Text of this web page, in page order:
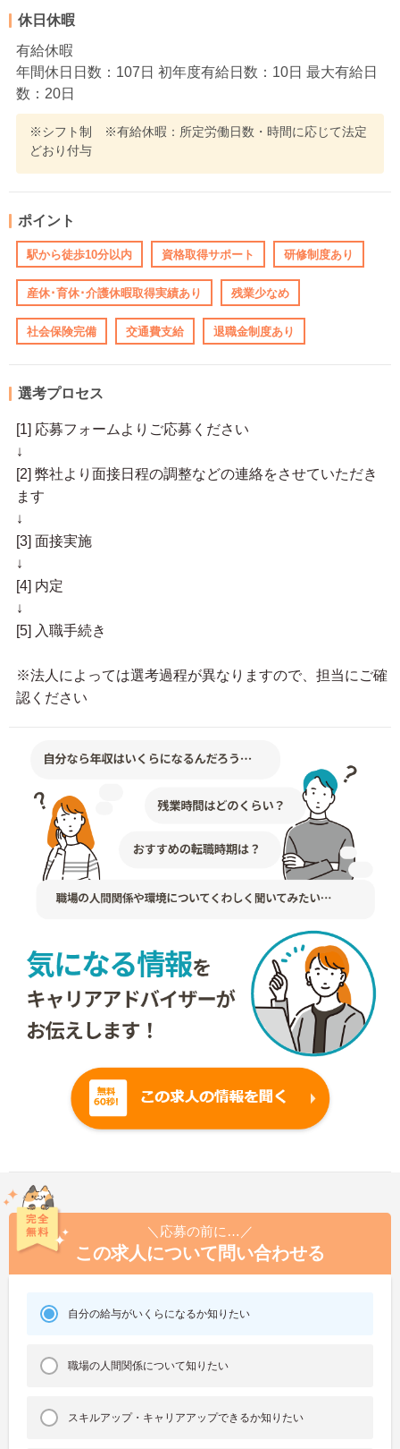
休日休暇
有給休暇
年間休日日数：107日 初年度有給日数：10日 最大有給日
数：20日
※シフト制 ※有給休暇：所定労働日数・時間に応じて法定
どおり付与
ポイント
駅から徒歩10分以内 資格取得サポート 研修制度あり
産休･育休･介護休暇取得実績あり 残業少なめ
社会保険完備 交通費支給 退職金制度あり
選考プロセス
[1] 応募フォームよりご応募ください
↓
[2] 弊社より面接日程の調整などの連絡をさせていただき
ます
↓
[3] 面接実施
↓
[4] 内定
↓
[5] 入職手続き
※法人によっては選考過程が異なりますので、担当にご確
認ください
＼応募の前に…／
この求人について問い合わせる
自分の給与がいくらになるか知りたい
職場の人間関係について知りたい
スキルアップ・キャリアアップできるか知りたい